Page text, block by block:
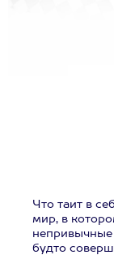
Что таит в
мир, в
будто